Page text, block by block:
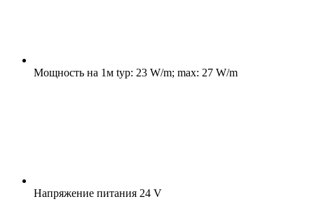
Мощность на 1м typ: 23 W/m; max: 27 W/m
Напряжение питания 24 V